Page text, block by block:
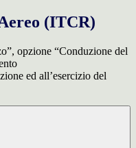
(ITCR)
opzione “Conduzione del
ed all’esercizio del